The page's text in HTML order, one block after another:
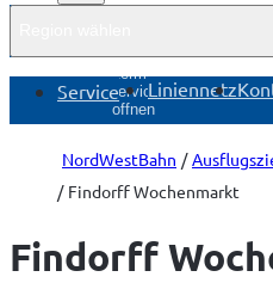
Service
Untermenü
Service
öffnen
Liniennetz
NordWestBahn
Findorff Wochenmarkt
Findorff